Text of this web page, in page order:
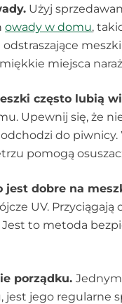
Użyj
owady w domu,
miękkie miejsca
często lubią
Upewnij się, że
do
pomogą
jest dobre na
UV. Przyciągają
to metoda
porządku.
jest jego regularne